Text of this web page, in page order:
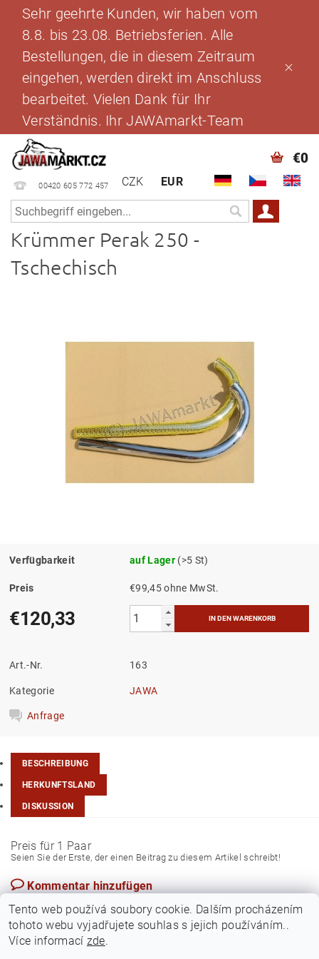
Sehr geehrte Kunden, wir haben vom
8.8. bis 23.08. Betriebsferien. Alle
Bestellungen, die in diesem Zeitraum
eingehen, werden direkt im Anschluss
bearbeitet. Vielen Dank für Ihr
Verständnis. Ihr JAWAmarkt-Team
00420 605 772 457 CZK EUR
€0
Krümmer Perak 250 -
Tschechisch
Verfügbarkeit auf Lager (>5 St)
Preis €99,45 ohne MwSt.
€120,33
Art.-Nr. 163
Kategorie JAWA
Anfrage
BESCHREIBUNG
HERKUNFTSLAND
DISKUSSION
Preis für 1 Paar
Seien Sie der Erste, der einen Beitrag zu diesem Artikel schreibt!
Kommentar hinzufügen
Tento web používá soubory cookie. Dalším procházením
tohoto webu vyjadřujete souhlas s jejich používáním..
Více informací zde.